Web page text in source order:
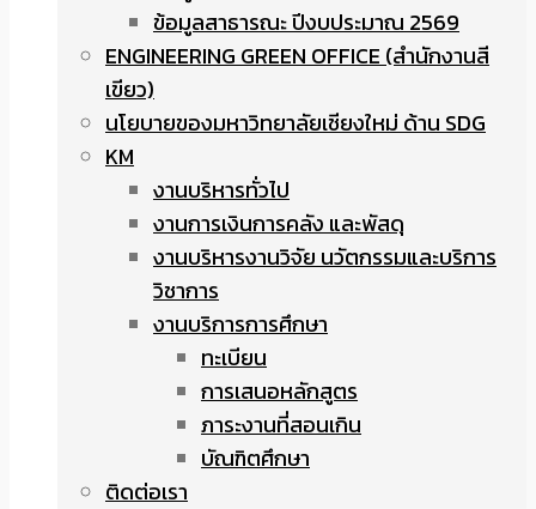
ข้อมูลสาธารณะ ปีงบประมาณ 2569
ENGINEERING GREEN OFFICE (สำนักงานสี
เขียว)
นโยบายของมหาวิทยาลัยเชียงใหม่ ด้าน SDG
KM
งานบริหารทั่วไป
งานการเงินการคลัง และพัสดุ
งานบริหารงานวิจัย นวัตกรรมและบริการ
วิชาการ
งานบริการการศึกษา
ทะเบียน
การเสนอหลักสูตร
ภาระงานที่สอนเกิน
บัณฑิตศึกษา
ติดต่อเรา